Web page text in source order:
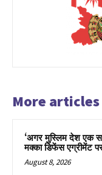
More articles
‘अगर मुस्लिम देश एक
मक्का डिफेंस एग्रीमेंट
August 8, 2026